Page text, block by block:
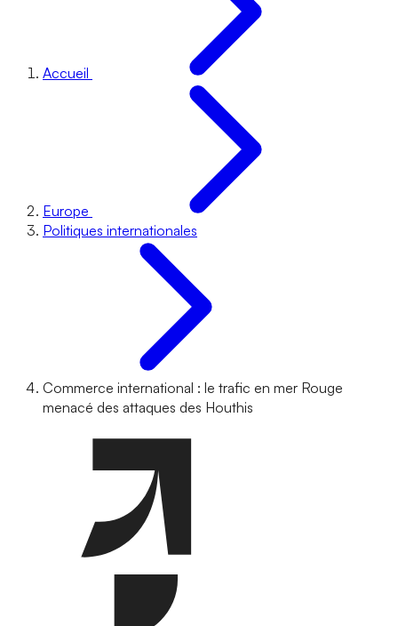
Accueil
Europe
Politiques internationales
Commerce international : le trafic en mer Rouge
menacé des attaques des Houthis